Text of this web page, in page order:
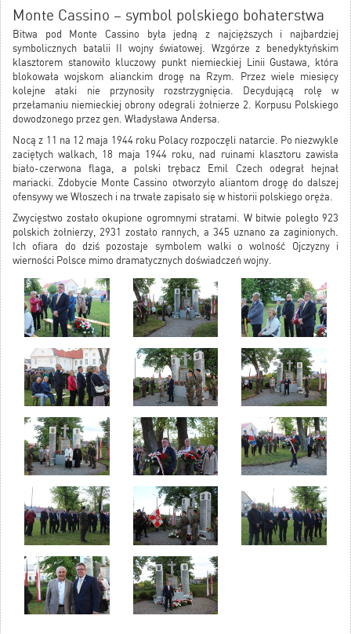
Monte Cassino – symbol polskiego bohaterstwa
Bitwa pod Monte Cassino była jedną z najcięższych i najbardziej
symbolicznych batalii II wojny światowej. Wzgórze z benedyktyńskim
klasztorem stanowiło kluczowy punkt niemieckiej Linii Gustawa, która
blokowała wojskom alianckim drogę na Rzym. Przez wiele miesięcy
kolejne ataki nie przynosiły rozstrzygnięcia. Decydującą rolę w
przełamaniu niemieckiej obrony odegrali żołnierze 2. Korpusu Polskiego
dowodzonego przez gen. Władysława Andersa.
Nocą z 11 na 12 maja 1944 roku Polacy rozpoczęli natarcie. Po niezwykle
zaciętych walkach, 18 maja 1944 roku, nad ruinami klasztoru zawisła
biało-czerwona flaga, a polski trębacz Emil Czech odegrał hejnał
mariacki. Zdobycie Monte Cassino otworzyło aliantom drogę do dalszej
ofensywy we Włoszech i na trwałe zapisało się w historii polskiego oręża.
Zwycięstwo zostało okupione ogromnymi stratami. W bitwie poległo 923
polskich żołnierzy, 2931 zostało rannych, a 345 uznano za zaginionych.
Ich ofiara do dziś pozostaje symbolem walki o wolność Ojczyzny i
wierności Polsce mimo dramatycznych doświadczeń wojny.